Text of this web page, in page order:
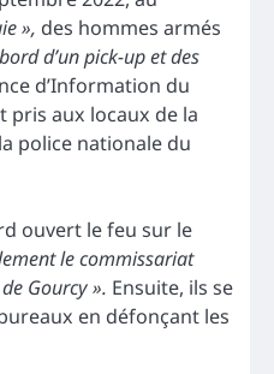
», des hommes armés
d’un pick-up et des
d’Information du
pris aux locaux de la
police nationale du
ouvert le feu sur le
le commissariat
Gourcy ». Ensuite, ils se
en défonçant les